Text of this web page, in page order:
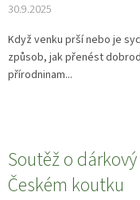
30.9.2025
Když venku prší nebo je
způsob, jak přenést
přírodninam...
Soutěž o
Českém koutku